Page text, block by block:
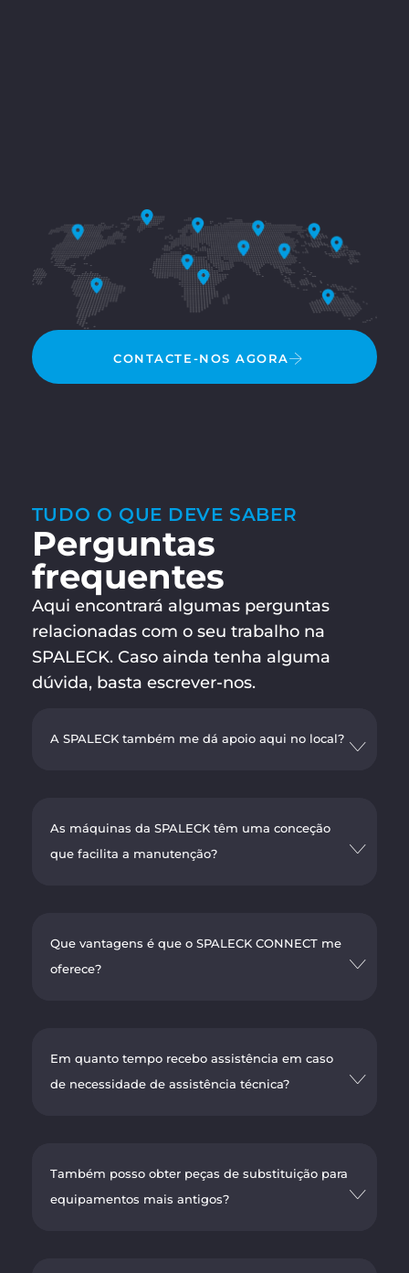
CONTACTE-NOS AGORA
TUDO O QUE DEVE SABER
Perguntas
frequentes
Aqui encontrará algumas perguntas
relacionadas com o seu trabalho na
SPALECK. Caso ainda tenha alguma
dúvida, basta escrever-nos.
A SPALECK também me dá apoio aqui no local?
As máquinas da SPALECK têm uma conceção
que facilita a manutenção?
Que vantagens é que o SPALECK CONNECT me
oferece?
Em quanto tempo recebo assistência em caso
de necessidade de assistência técnica?
Também posso obter peças de substituição para
equipamentos mais antigos?